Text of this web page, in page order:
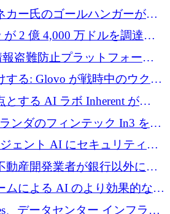
シードラウンドを完了
カー氏のゴールハンガーがVC
が 2 億 4,000 万ドルを調達、
を買収、ロンドンが首位の座
盗難防止プラットフォーム
シリーズ A で 1,500 万ドルを
する: Glovo が戦時中のウクラ
に成長する市場の 1 つをどの
か
とする AI ラボ Inherent が
金調達でステルスから浮上
ンダのフィンテック In3 を買
ウト時にクレジットを提供
ェント AI にセキュリティと
たらすために 3,000 万ドルを
動産開発業者が銀行以外にも
ため、InRentoの資金調達額は
ムによる AI のより効果的な使
めに 35 万ポンドを確保
、データセンター インフラス